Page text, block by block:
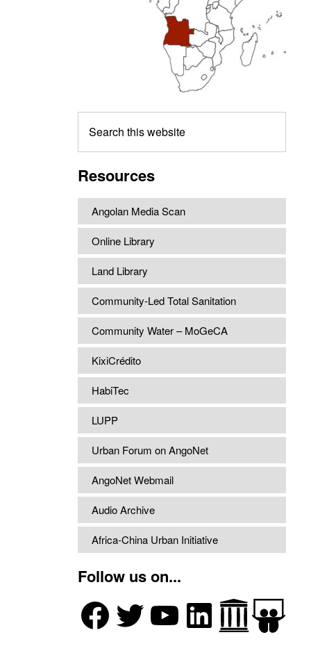
this
Resources
Angolan Media Scan
Online Library
Land Library
Community-Led Total Sanitation
Community Water – MoGeCA
KixiCrédito
HabiTec
LUPP
Urban Forum on AngoNet
AngoNet Webmail
Audio Archive
Africa-China Urban Initiative
Follow us on...